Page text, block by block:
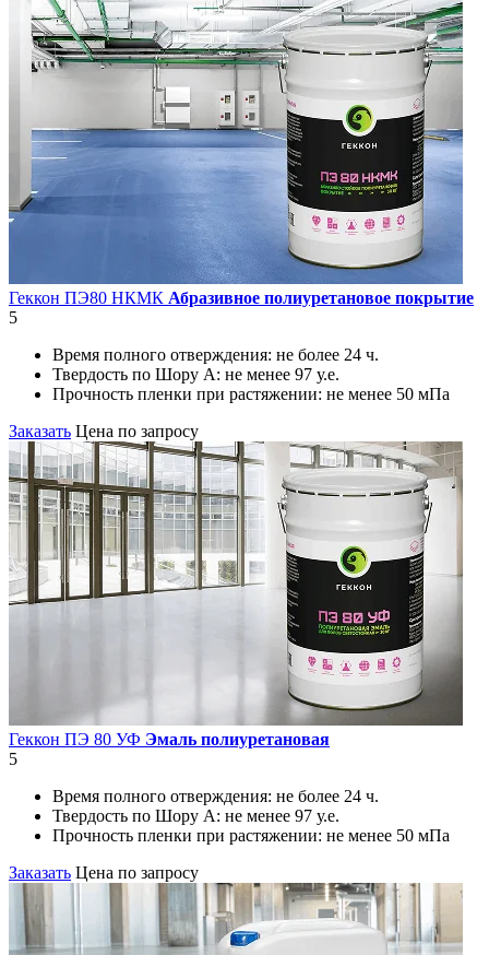
Геккон ПЭ80 НКМК Абразивное полиуретановое покрытие
5
Время полного отверждения: не более 24 ч.
Твердость по Шору А: не менее 97 у.е.
Прочность пленки при растяжении: не менее 50 мПа
Заказать Цена по запросу
Геккон ПЭ 80 УФ Эмаль полиуретановая
5
Время полного отверждения: не более 24 ч.
Твердость по Шору А: не менее 97 у.е.
Прочность пленки при растяжении: не менее 50 мПа
Заказать Цена по запросу